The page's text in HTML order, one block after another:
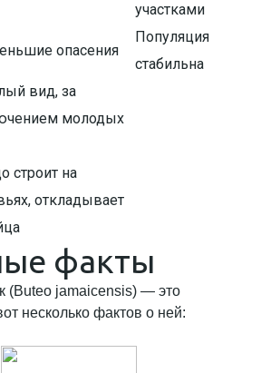
участками
опасения
Популяция
стабильна
вид, за
молодых
строит на
откладывает
факты
(Buteo jamaicensis) — это
несколько фактов о ней: